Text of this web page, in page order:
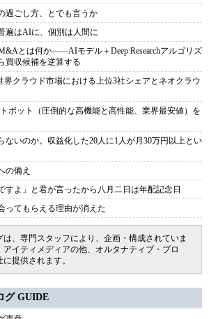
過ごし方、とでも言うか
遍はAIに、個別は人間に
とは何か――AIモデル＋Deep Researchアルゴリズ
買収候補を逆算する
界クラウド市場における上位3社シェアとネオクラウ
ボット（圧倒的な高機能と高性能、業界最安値）を
ないのか。収益化した20人に1人が月30万円以上とい
の備え
すよ」と君が言ったから八月二日は年配記念日
ってもらえる理由が消えた
、専門スタッフにより、企画・構成されていま
イティメディアの他、オルタナティブ・ブロ
提供されます。
グ GUIDE